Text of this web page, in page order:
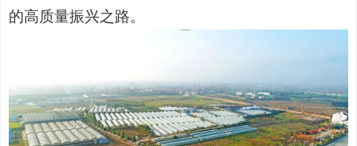
的高质量振兴之路。